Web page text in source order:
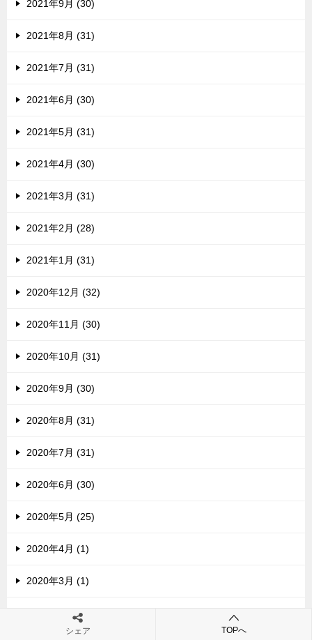
2021年9月 (30)
2021年8月 (31)
2021年7月 (31)
2021年6月 (30)
2021年5月 (31)
2021年4月 (30)
2021年3月 (31)
2021年2月 (28)
2021年1月 (31)
2020年12月 (32)
2020年11月 (30)
2020年10月 (31)
2020年9月 (30)
2020年8月 (31)
2020年7月 (31)
2020年6月 (30)
2020年5月 (25)
2020年4月 (1)
2020年3月 (1)
2020年2月 (2)
シェア TOPへ